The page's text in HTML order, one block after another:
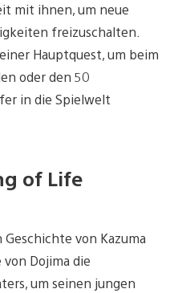
mit ihnen, um neue
freizuschalten.
Hauptquest, um beim
oder den 50
in die Spielwelt
of Life
von Kazuma
Dojima die
um seinen jungen